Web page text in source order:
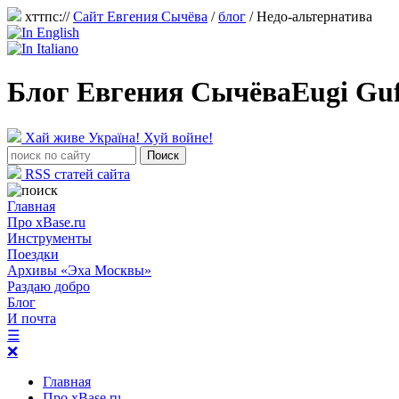
хттпс://Сайт Евгения Сычёва /блог /Недо-альтернатива
Блог Евгения СычёваEugi
Хай живе Україна! Хуй войне!
RSS статей сайта
Главная
Про xBase.ru
Инструменты
Поездки
Архивы «Эха Москвы»
Раздаю добро
Блог
И почта
☰
❌
Главная